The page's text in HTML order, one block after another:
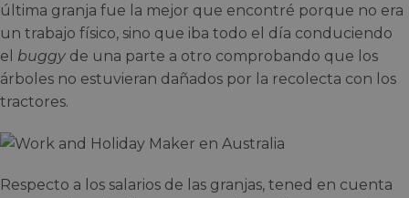
última granja fue la mejor que encontré porque no era
un trabajo físico, sino que iba todo el día conduciendo
el buggy de una parte a otro comprobando que los
árboles no estuvieran dañados por la recolecta con los
tractores.
Respecto a los salarios de las granjas, tened en cuenta